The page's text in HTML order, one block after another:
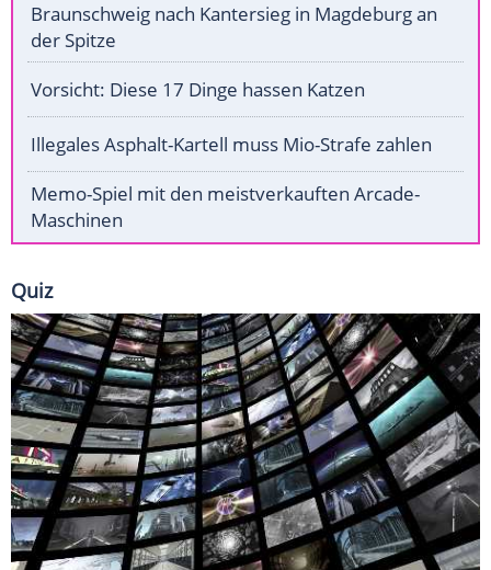
Braunschweig nach Kantersieg in Magdeburg an
der Spitze
Vorsicht: Diese 17 Dinge hassen Katzen
Illegales Asphalt-Kartell muss Mio-Strafe zahlen
Memo-Spiel mit den meistverkauften Arcade-
Maschinen
Quiz